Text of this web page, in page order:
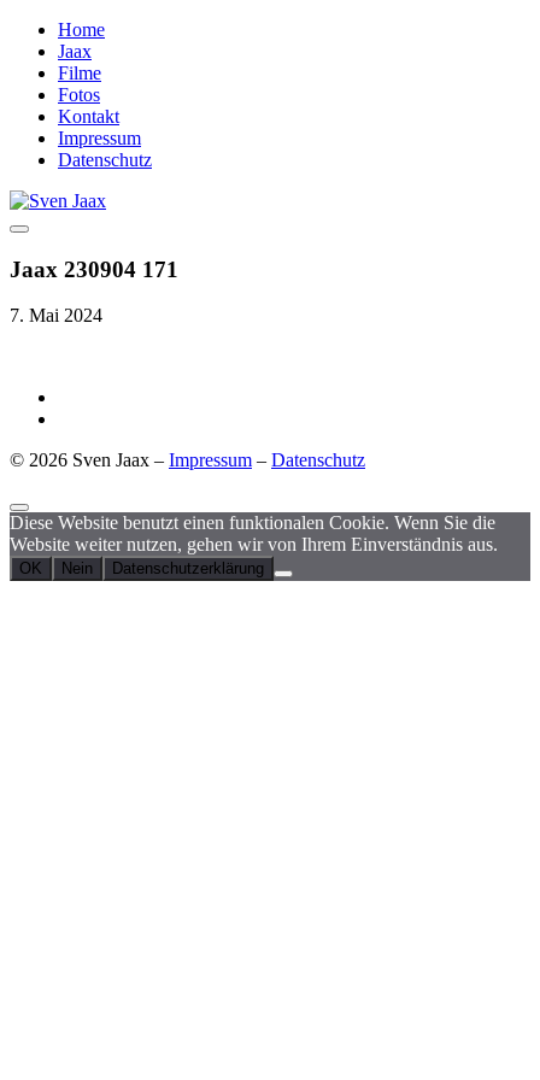
Home
Jaax
Filme
Fotos
Kontakt
Impressum
Datenschutz
Jaax 230904 171
7. Mai 2024
© 2026 Sven Jaax – Impressum – Datenschutz
Diese Website benutzt einen funktionalen Cookie. Wenn Sie die
Website weiter nutzen, gehen wir von Ihrem Einverständnis aus.
OK Nein Datenschutzerklärung